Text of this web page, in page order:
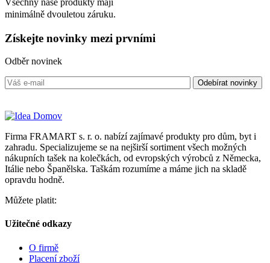
minimálně dvouletou záruku.
Získejte novinky mezi prvními
Odběr novinek
Firma FRAMART s. r. o. nabízí zajímavé produkty pro dům, byt i
zahradu. Specializujeme se na nejširší sortiment všech možných
nákupních tašek na kolečkách, od evropských výrobců z Německa,
Itálie nebo Španělska. Taškám rozumíme a máme jich na skladě
opravdu hodně.
Můžete platit:
Užitečné odkazy
O firmě
Placení zboží